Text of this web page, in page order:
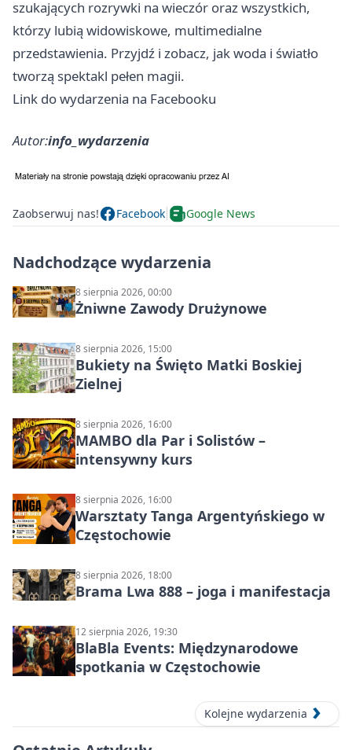
szukających rozrywki na wieczór oraz wszystkich,
którzy lubią widowiskowe, multimedialne
przedstawienia. Przyjdź i zobacz, jak woda i światło
tworzą spektakl pełen magii.
Link do wydarzenia na Facebooku
Autor:info_wydarzenia
Zaobserwuj nas! Facebook Google News
Nadchodzące wydarzenia
8 sierpnia 2026, 00:00
Żniwne Zawody Drużynowe
8 sierpnia 2026, 15:00
Bukiety na Święto Matki Boskiej
Zielnej
8 sierpnia 2026, 16:00
MAMBO dla Par i Solistów –
intensywny kurs
8 sierpnia 2026, 16:00
Warsztaty Tanga Argentyńskiego w
Częstochowie
8 sierpnia 2026, 18:00
Brama Lwa 888 – joga i manifestacja
12 sierpnia 2026, 19:30
BlaBla Events: Międzynarodowe
spotkania w Częstochowie
Kolejne wydarzenia